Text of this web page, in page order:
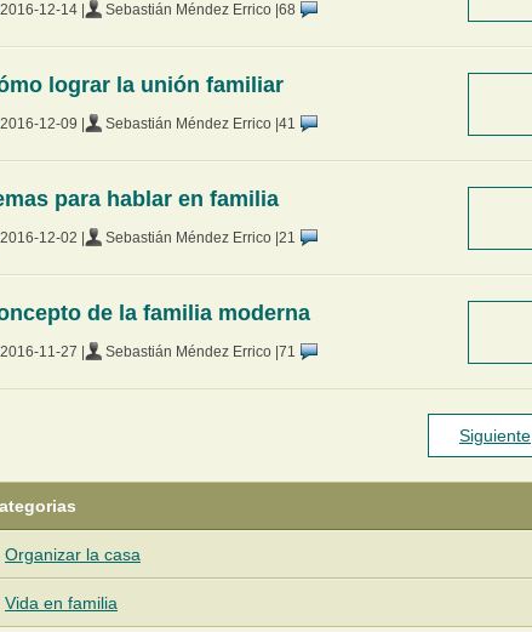
2016-12-14 | Sebastián Méndez Errico | 68
lograr la unión familiar
2016-12-09 | Sebastián Méndez Errico | 41
para hablar en familia
2016-12-02 | Sebastián Méndez Errico | 21
de la familia moderna
2016-11-27 | Sebastián Méndez Errico | 71
Siguiente
Organizar la casa
Vida en familia